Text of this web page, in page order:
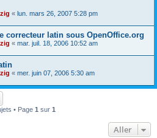
« lun. mars 26, 2007 5:28 pm
correcteur latin sous OpenOffice.org
« mar. juil. 18, 2006 10:52 am
« mer. juin 07, 2006 5:30 am
• Page 1 sur 1
Aller